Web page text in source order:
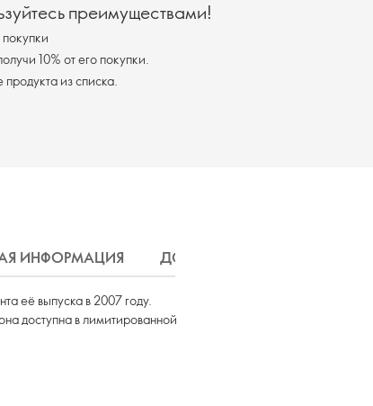
преимуществами!
10% от его покупки.
при выборе продукта из списка.
ИНФОРМАЦИЯ ДОСТАВКА
её выпуска в 2007 году.
доступна в лимитированной